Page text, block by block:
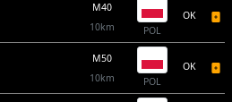
M40
10km
POL
OK
M50
10km
POL
OK